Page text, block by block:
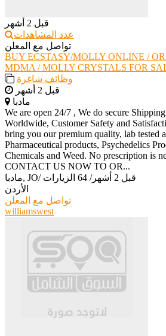
قبل 2 أشهر
عدد المشاهدات
تواصل مع المعلن
BUY ECSTASY/MOLLY ONLINE /
MDMA / MOLLY CRYSTALS FOR
وظائف شاغرة
قبل 2 أشهر
مادبا
We are open 24/7 , We do secure
Worldwide, Customer Safety and
bring you our premium quality, lab tested
Pharmaceutical products, Psychedelics
Chemicals and Weed. No prescription is
CONTACT US NOW TO OR...
مادبا, JO/ قبل 2 أشهر / 64 الزيارات
الأردن
تواصل مع المعلن
williamswest